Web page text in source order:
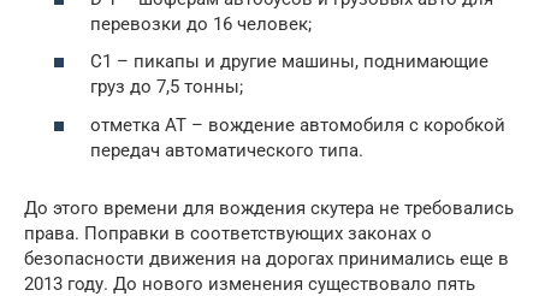
перевозки до 16 человек;
С1 – пикапы и другие машины, поднимающие
груз до 7,5 тонны;
отметка АТ – вождение автомобиля с коробкой
передач автоматического типа.
До этого времени для вождения скутера не требовались
права. Поправки в соответствующих законах о
безопасности движения на дорогах принимались еще в
2013 году. До нового изменения существовало пять